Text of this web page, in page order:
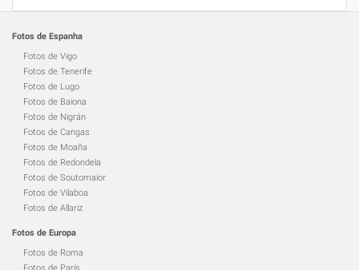
Fotos de Espanha
Fotos de Vigo
Fotos de Tenerife
Fotos de Lugo
Fotos de Baiona
Fotos de Nigrán
Fotos de Cangas
Fotos de Moaña
Fotos de Redondela
Fotos de Soutomaior
Fotos de Vilaboa
Fotos de Allariz
Fotos de Europa
Fotos de Roma